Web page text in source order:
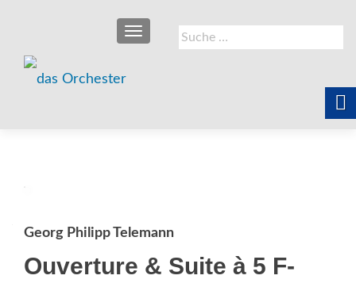
Suche
nach:
SCHALTE NAVIGATION
Georg Philipp Telemann
Ouverture & Suite à 5 F-